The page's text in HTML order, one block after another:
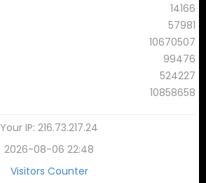
14166
57981
10670507
99476
524227
10858658
Your IP: 216.73.217.24
2026-08-06 22:48
Visitors Counter